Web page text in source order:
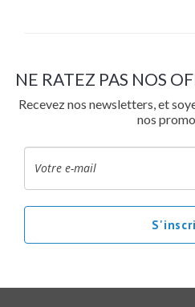
NE RATEZ PAS NOS
Recevez nos newsletters, et
nos